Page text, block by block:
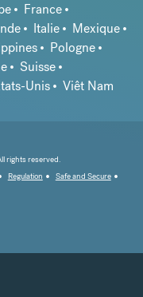
France
Italie
Mexique
Pologne
Suisse
Unis Viêt Nam
rights reserved.
Regulation
Safe and Secure